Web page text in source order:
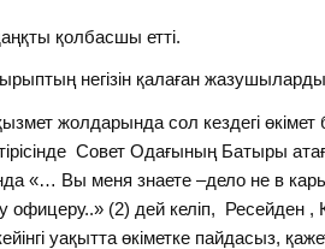
қолбасшы етті.
негізін қалаған
жолдарында сол кездегі
Совет Одағының Батыры
«… Вы меня знаете –дело не в
офицеру..» (2) дей келіп, Ресейден
уақытта өкіметке пайдасыз,